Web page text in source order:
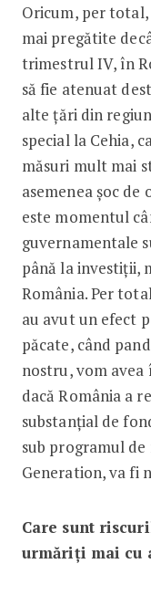
Oricum, per
mai pregătite
trimestrul IV, în
să fie atenuat
alte țări din
special la Cehia,
măsuri mult mai
asemenea șoc
este momentul
guvernamentale
până la investiții,
România. Per
au avut un efect
păcate, când
nostru, vom
dacă România a
substanțial de
sub programul
Generation, va fi
Care sunt
urmăriți mai cu